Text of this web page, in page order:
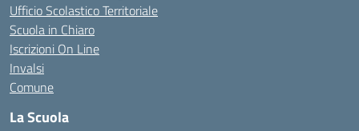
Ufficio Scolastico Territoriale
Scuola in Chiaro
Iscrizioni On Line
Invalsi
Comune
La Scuola